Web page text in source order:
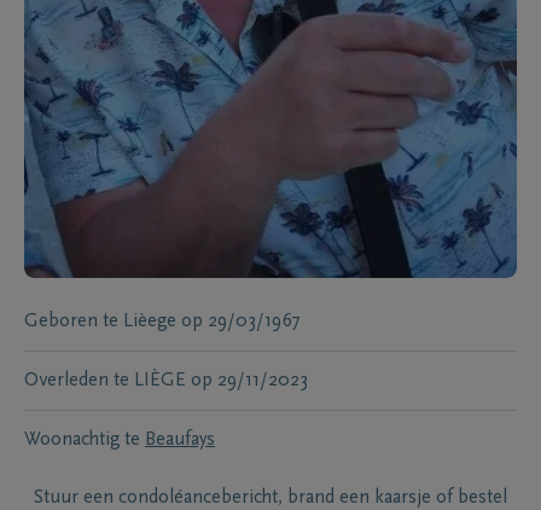
Geboren te Lièege op 29/03/1967
Overleden te LIÈGE op 29/11/2023
Woonachtig te Beaufays
Stuur een condoléancebericht, brand een kaarsje of bestel